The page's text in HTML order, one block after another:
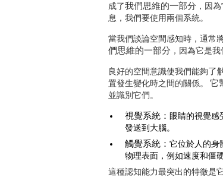
成了我們思維的一部分 ，因
息，我們要使用兩個系統。
當我們談論空間感知時，通常
們思維的一部分 ，因為它是
良好的空間意識使我們能夠了
置發生變化時之間的關係。 它
並識別它們。
視覺系統： 眼睛的視覺感
發送到大腦。
觸覺系統： 它位於人的身
物理表面，例如速度和僵硬
這種認知能力最突出的特徵是